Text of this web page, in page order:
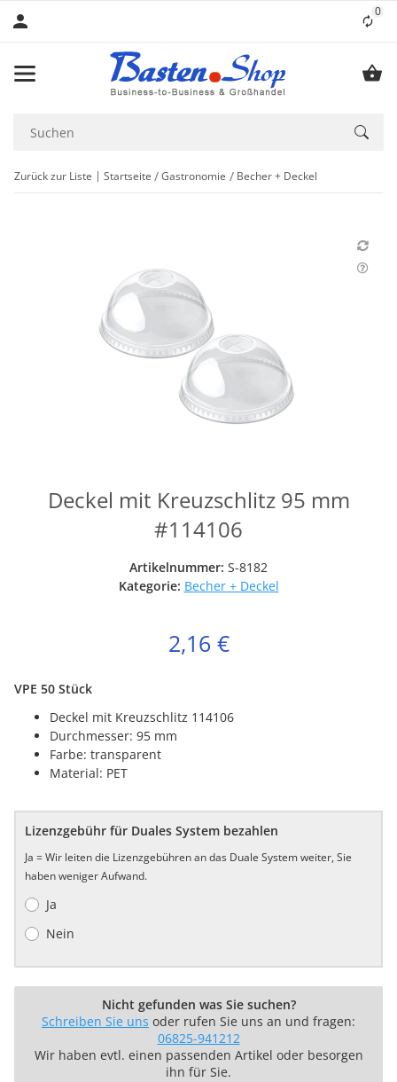
0
Zurück zur Liste Startseite Gastronomie Becher + Deckel
Deckel mit Kreuzschlitz 95 mm
#114106
Artikelnummer: S-8182
Kategorie: Becher + Deckel
2,16 €
VPE 50 Stück
Deckel mit Kreuzschlitz 114106
Durchmesser: 95 mm
Farbe: transparent
Material: PET
Lizenzgebühr für Duales System bezahlen
Ja = Wir leiten die Lizenzgebühren an das Duale System weiter, Sie
haben weniger Aufwand.
Ja
Nein
Nicht gefunden was Sie suchen?
Schreiben Sie uns oder rufen Sie uns an und fragen:
06825-941212
Wir haben evtl. einen passenden Artikel oder besorgen
ihn für Sie.